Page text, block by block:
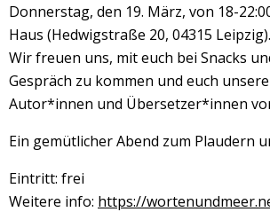
Donnerstag, den 19. März, von 18-
Haus (Hedwigstraße 20, 04315 Leipzig).
Wir freuen uns, mit euch bei Snacks
Gespräch zu kommen und euch
Autor*innen und Übersetzer*innen
Ein gemütlicher Abend zum Plaudern
Eintritt: frei
Weitere info: https://